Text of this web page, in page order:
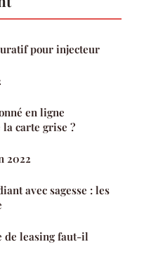
pour injecteur
en ligne
carte grise ?
2022
avec sagesse : les
de leasing faut-il